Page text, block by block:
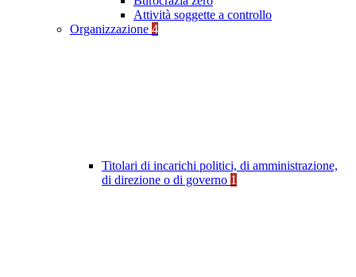
Attività soggette a controllo
Organizzazione 4
Titolari di incarichi politici, di amministrazione,
di direzione o di governo 1